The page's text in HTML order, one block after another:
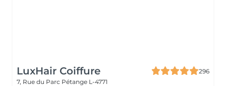
LuxHair Coiffure
296
7, Rue du Parc Pétange L-4771